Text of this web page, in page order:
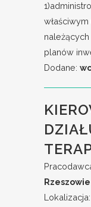
planów
Dodane:
Lokalizacja: